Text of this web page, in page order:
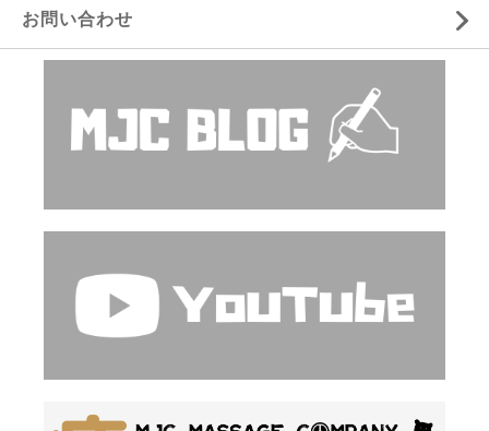
お問い合わせ